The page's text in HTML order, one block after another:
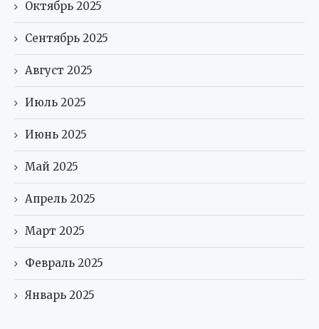
Октябрь 2025
Сентябрь 2025
Август 2025
Июль 2025
Июнь 2025
Май 2025
Апрель 2025
Март 2025
Февраль 2025
Январь 2025